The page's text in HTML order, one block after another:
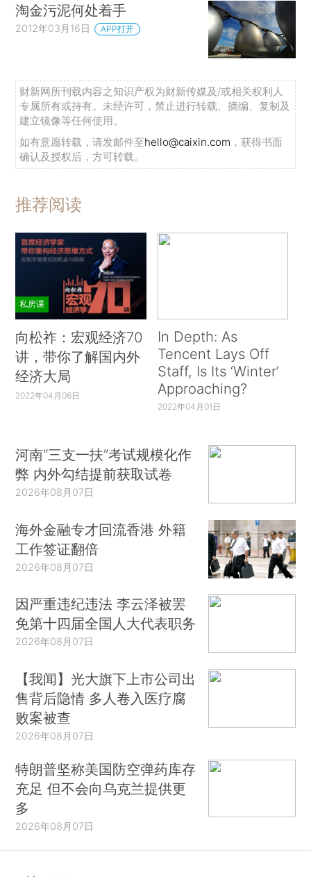
淘金污泥何处着手
2012年03月16日 APP打开
财新网所刊载内容之知识产权为财新传媒及/或相关权利人
专属所有或持有。未经许可，禁止进行转载、摘编、复制及
建立镜像等任何使用。
如有意愿转载，请发邮件至hello@caixin.com ，获得书面
确认及授权后，方可转载。
推荐阅读
私房课
向松祚：宏观经济70
讲，带你了解国内外
经济大局
2022年04月06日
In Depth: As
Tencent Lays Off
Staff, Is Its ‘Winter’
Approaching?
2022年04月01日
河南“三支一扶”考试规模化作
弊 内外勾结提前获取试卷
2026年08月07日
海外金融专才回流香港 外籍
工作签证翻倍
2026年08月07日
因严重违纪违法 李云泽被罢
免第十四届全国人大代表职务
2026年08月07日
【我闻】光大旗下上市公司出
售背后隐情 多人卷入医疗腐
败案被查
2026年08月07日
特朗普坚称美国防空弹药库存
充足 但不会向乌克兰提供更
多
2026年08月07日